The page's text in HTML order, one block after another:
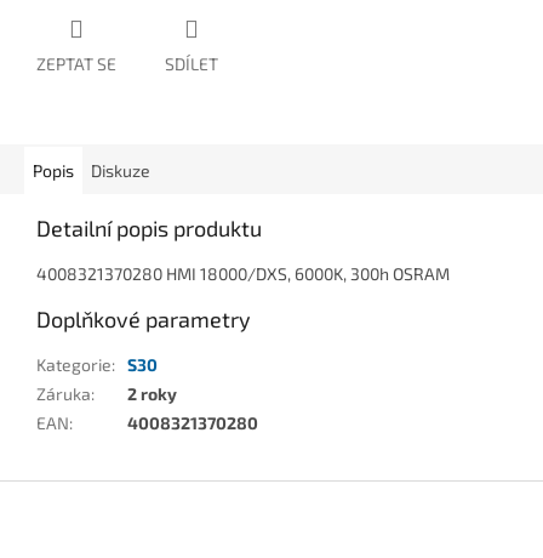
ZEPTAT SE SDÍLET
Popis Diskuze
Detailní popis produktu
4008321370280 HMI 18000/DXS, 6000K, 300h OSRAM
Doplňkové parametry
Kategorie: S30
Záruka:
2 roky
EAN: 4008321370280